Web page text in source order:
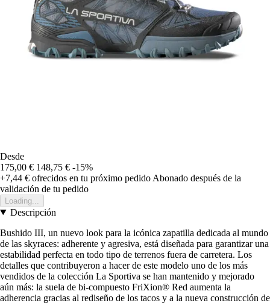
Desde
175,00 € 148,75 € -15%
+7,44 € ofrecidos en tu próximo pedido Abonado después de la
validación de tu pedido
Loading...
Descripción
Bushido III, un nuevo look para la icónica zapatilla dedicada al mundo
de las skyraces: adherente y agresiva, está diseñada para garantizar una
estabilidad perfecta en todo tipo de terrenos fuera de carretera. Los
detalles que contribuyeron a hacer de este modelo uno de los más
vendidos de la colección La Sportiva se han mantenido y mejorado
aún más: la suela de bi-compuesto FriXion® Red aumenta la
adherencia gracias al rediseño de los tacos y a la nueva construcción de